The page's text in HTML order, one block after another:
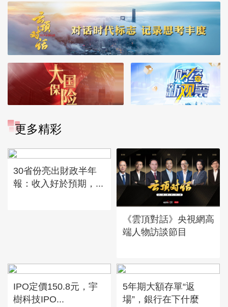
更多精彩
30省份亮出財政半年
報：收入好於預期，...
《雲頂對話》央視網高
端人物訪談節目
IPO定價150.8元，宇
樹科技IPO...
5年期大額存單“返
場”，銀行在下什麼